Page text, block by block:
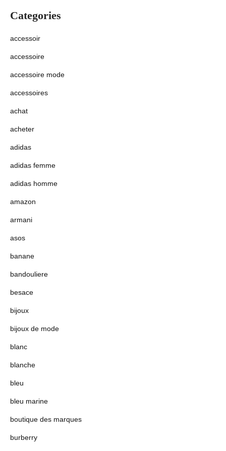
Categories
accessoir
accessoire
accessoire mode
accessoires
achat
acheter
adidas
adidas femme
adidas homme
amazon
armani
asos
banane
bandouliere
besace
bijoux
bijoux de mode
blanc
blanche
bleu
bleu marine
boutique des marques
burberry